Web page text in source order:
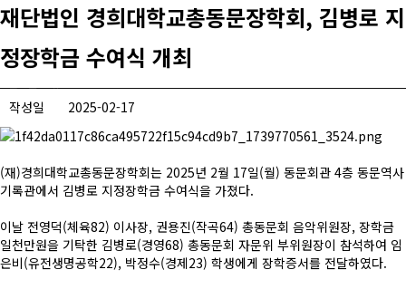
총동문회 뉴스
동문 동정
포토 갤러리
영상 갤러리
동문회보
재단법인 경희대학교총동문장학회, 김병로 지
정장학금 수여식 개최
작성일 2025-02-17
(재)경희대학교총동문장학회는 2025년 2월 17일(월) 동문회관 4층 동문역사
기록관에서 김병로 지정장학금 수여식을 가졌다.
이날 전영덕(체육82) 이사장, 권용진(작곡64) 총동문회 음악위원장, 장학금
일천만원을 기탁한 김병로(경영68) 총동문회 자문위 부위원장이 참석하여 임
은비(유전생명공학22), 박정수(경제23) 학생에게 장학증서를 전달하였다.